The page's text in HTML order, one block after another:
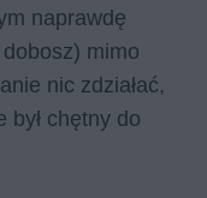
naprawdę
mimo
nic zdziałać,
był chętny do